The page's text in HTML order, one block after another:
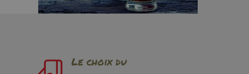
Le choix du